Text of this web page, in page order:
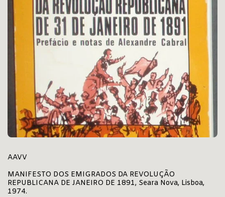
AAVV
MANIFESTO DOS EMIGRADOS DA REVOLUÇÃO
REPUBLICANA DE JANEIRO DE 1891, Seara Nova, Lisboa,
1974.